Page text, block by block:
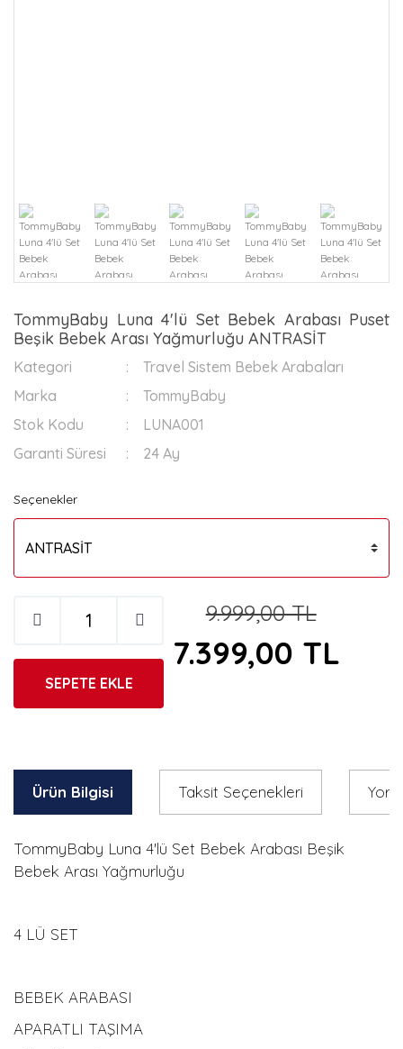
TommyBaby Luna 4'lü Set Bebek Arabası Puset
Beşik Bebek Arası Yağmurluğu ANTRASİT
Kategori
Travel Sistem Bebek Arabaları
Marka
TommyBaby
Stok Kodu
LUNA001
Garanti Süresi
24 Ay
Seçenekler
9.999,00 TL
7.399,00 TL
SEPETE EKLE
Ürün Bilgisi Taksit Seçenekleri
TommyBaby Luna 4'lü Set Bebek Arabası Beşik
Bebek Arası Yağmurluğu
4 LÜ SET
BEBEK ARABASI
APARATLI TAŞIMA